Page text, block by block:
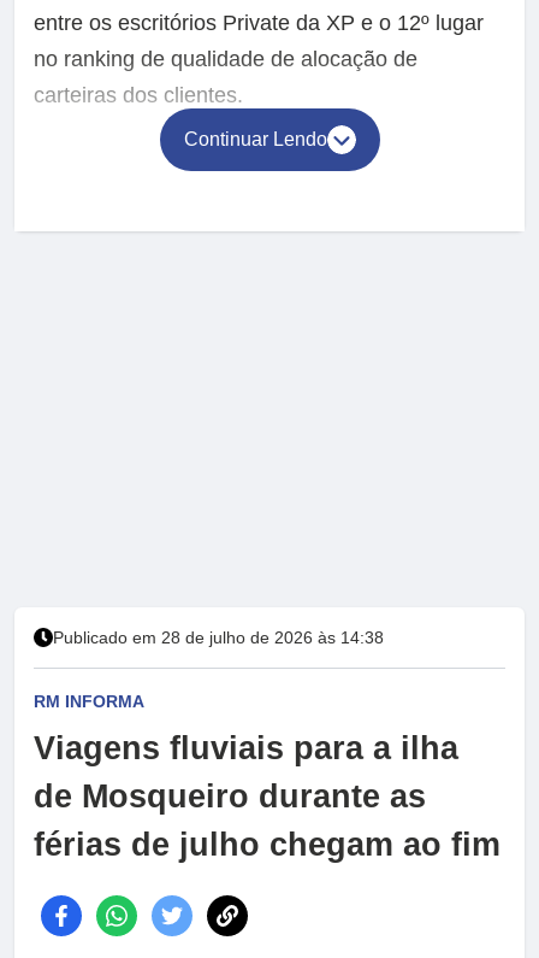
entre os escritórios Private da XP e o 12º lugar
no ranking de qualidade de alocação de
carteiras dos clientes.
Continuar Lendo
Publicado em 28 de julho de 2026 às 14:38
RM INFORMA
Viagens fluviais para a ilha
de Mosqueiro durante as
férias de julho chegam ao fim